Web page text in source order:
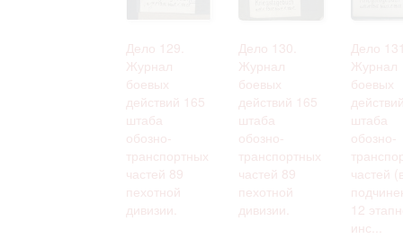
Дело 129.
Журнал
боевых
действий 165
штаба
обозно-
транспортных
частей 89
пехотной
дивизии.
Дело 130.
Журнал
боевых
действий 165
штаба
обозно-
транспортных
частей 89
пехотной
дивизии.
Дело
Журнал
боевых
штаба
обозно-
частей
12
инс...